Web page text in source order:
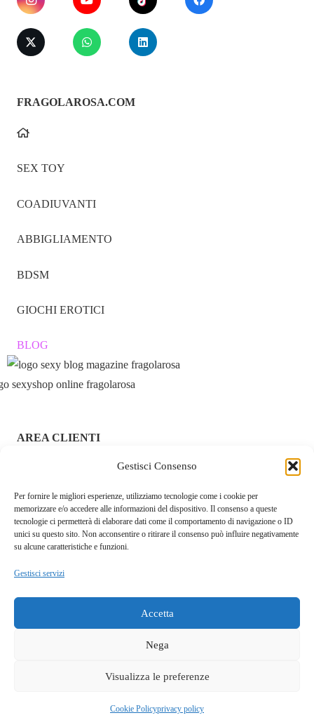
Gestisci Consenso
Per fornire le migliori esperienze, utilizziamo tecnologie come i cookie per
memorizzare e/o accedere alle informazioni del dispositivo. Il consenso a queste
tecnologie ci permetterà di elaborare dati come il comportamento di navigazione o ID
unici su questo sito. Non acconsentire o ritirare il consenso può influire negativamente
su alcune caratteristiche e funzioni.
Gestisci servizi
Accetta
Nega
Visualizza le preferenze
Cookie Policyprivacy policy
FRAGOLAROSA.COM
SEX TOY
COADIUVANTI
ABBIGLIAMENTO
BDSM
GIOCHI EROTICI
BLOG
AREA CLIENTI
ACCEDI / REGISTRATI
CHI SIAMO – FRAGOLAROSA | SEXY SHOP ONLINE
ITALIANO SICURO E DISCRETO
RESI E RIMBORSI
COOKIE POLICY
privacy policy